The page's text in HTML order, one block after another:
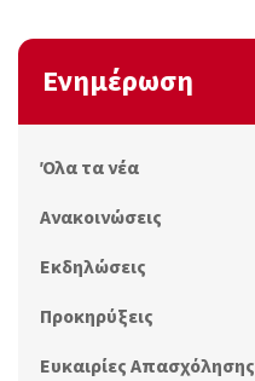
Ενημέρωση
Όλα τα νέα
Ανακοινώσεις
Εκδηλώσεις
Προκηρύξεις
Ευκαιρίες Απασχόλησης